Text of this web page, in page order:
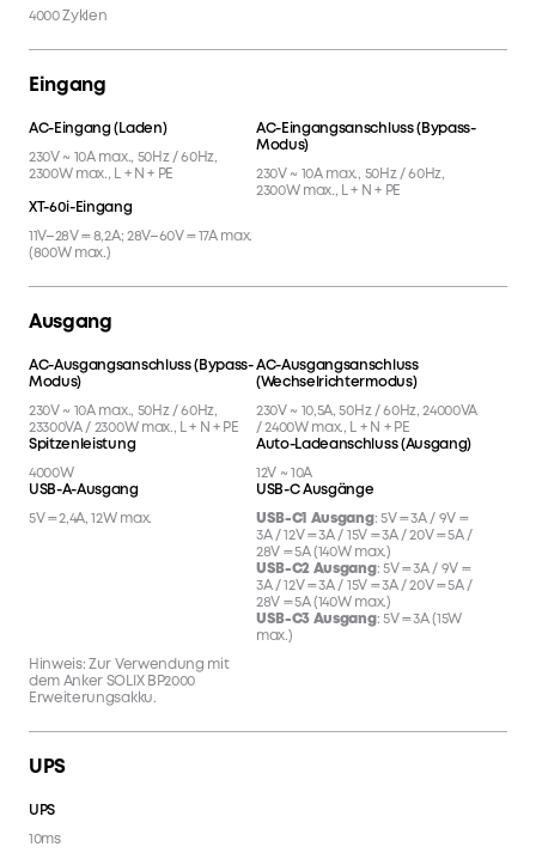
4000 Zyklen
Eingang
AC-Eingang (Laden)
230V ~ 10A max., 50Hz / 60Hz,
2300W max., L + N + PE
AC-Eingangsanschluss (Bypass-
Modus)
230V ~ 10A max., 50Hz / 60Hz,
2300W max., L + N + PE
XT-60i-Eingang
11V–28V ⎓ 8,2A; 28V–60V ⎓ 17A max.
(800W max.)
Ausgang
AC-Ausgangsanschluss (Bypass-
Modus)
230V ~ 10A max., 50Hz / 60Hz,
23300VA / 2300W max., L + N + PE
AC-Ausgangsanschluss
(Wechselrichtermodus)
230V ~ 10,5A, 50Hz / 60Hz, 24000VA
/ 2400W max., L + N + PE
Spitzenleistung
4000W
Auto-Ladeanschluss (Ausgang)
12V ~ 10A
USB-A-Ausgang
5V ⎓ 2,4A, 12W max.
USB-C Ausgänge
USB-C1 Ausgang: 5V ⎓ 3A / 9V ⎓
3A / 12V ⎓ 3A / 15V ⎓ 3A / 20V ⎓ 5A /
28V ⎓ 5A (140W max.)
USB-C2 Ausgang: 5V ⎓ 3A / 9V ⎓
3A / 12V ⎓ 3A / 15V ⎓ 3A / 20V ⎓ 5A /
28V ⎓ 5A (140W max.)
USB-C3 Ausgang: 5V ⎓ 3A (15W
max.)
Hinweis: Zur Verwendung mit
dem Anker SOLIX BP2000
Erweiterungsakku.
UPS
UPS
10ms